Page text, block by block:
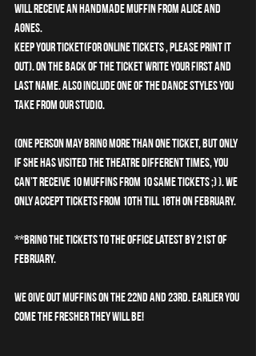
will receive an handmade muffin from ALICE and
AGNES.
KEEP YOUR TICKET(for online tickets , please print it
out). On the back of the ticket write your first and
last name. Also include one of the dance styles you
take from our studio.
(One person may bring more than one ticket, but only
if she has visited the theatre different times, you
can’t receive 10 muffins from 10 same tickets ;) ). We
only accept tickets from 10th till 16th on February.
**Bring the tickets to the office latest by 21st of
February.
We give out Muffins on the 22nd and 23rd. Earlier you
come the fresher they will be!